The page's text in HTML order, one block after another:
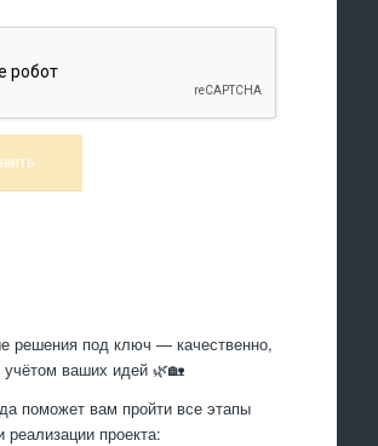
решения под ключ — качественно,
ваших идей 🌿🏡
поможет вам пройти все этапы
реализации проекта: